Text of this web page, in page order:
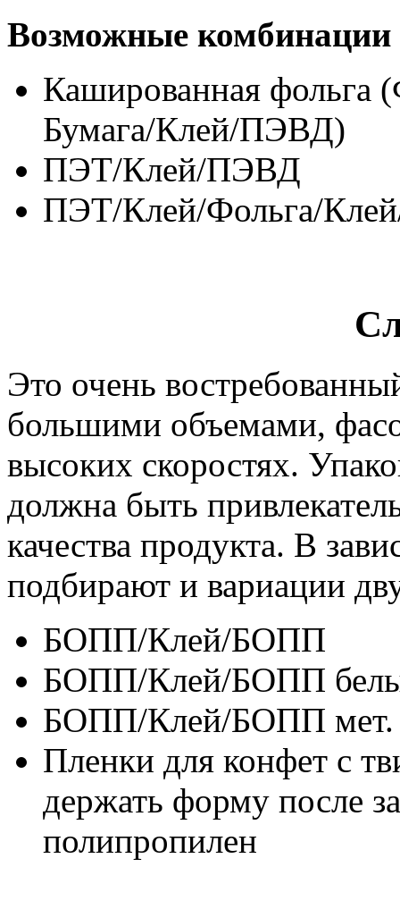
Возможные комбинации
Кашированная
Бумага/Клей/ПЭВД)
ПЭТ/Клей/ПЭВД
ПЭТ/Клей/Фольга/
Это очень
большими объемами,
высоких скоростях.
должна быть
качества продукта. В
подбирают и вариации
БОПП/Клей/БОПП
БОПП/Клей/БОПП
БОПП/Клей/БОПП мет.
Пленки для конфет с
держать форму после
полипропилен